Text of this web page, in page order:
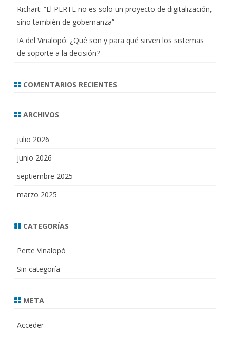
Richart: “El PERTE no es solo un proyecto de digitalización,
sino también de gobernanza”
IA del Vinalopó: ¿Qué son y para qué sirven los sistemas
de soporte a la decisión?
COMENTARIOS RECIENTES
ARCHIVOS
julio 2026
junio 2026
septiembre 2025
marzo 2025
CATEGORÍAS
Perte Vinalopó
Sin categoría
META
Acceder